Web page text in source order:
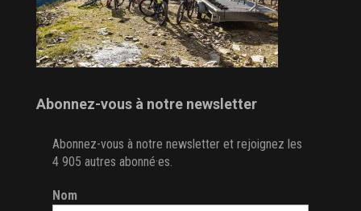
Abonnez-vous à notre newsletter
Abonnez-vous à notre newsletter et rejoignez les
4 905 autres abonné·es.
Nom